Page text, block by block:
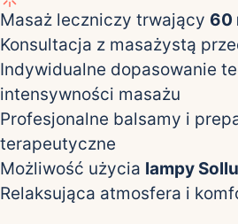
Masaż leczniczy trwający 60
Konsultacja z masażystą
Indywidualne dopasowanie
intensywności masażu
Profesjonalne balsamy i
terapeutyczne
Możliwość użycia lampy
Relaksująca atmosfera i